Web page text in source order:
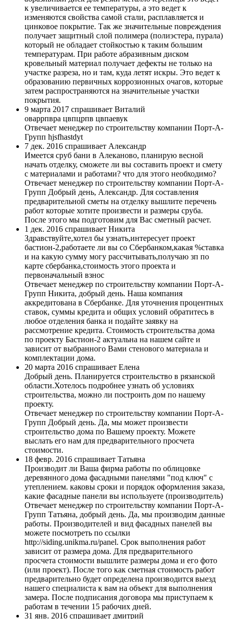
к увеличивается ее температуры, а это ведет к
изменяются свойства самой стали, расплавляется и
цинковое покрытие. Так же значительные повреждения
получает защитный слой полимера (полиэстера, пурала)
который не обладает стойкостью к таким большим
температурам. При работе абразивным диском
кровельный материал получает дефекты не только на
участке разреза, но и там, куда летят искры. Это ведет к
образованию первичных коррозионных очагов, которые
затем распространяются на значительные участки
покрытия.
9 марта 2017 спрашивает Виталий
оваррпвра цвпцрпв цвпаевук
Отвечает менеджер по строительству компании Порт-А-
Групп hjsfhastdyt
7 дек. 2016 спрашивает Александр
Имеется сруб бани в Алеканово, планирую весной
начать отделку, сможете ли вы составить проект и смету
с материалами и работами? что для этого необходимо?
Отвечает менеджер по строительству компании Порт-А-
Групп Добрый день, Александр. Для составления
предварительной сметы на отделку вышлите перечень
работ которые хотите произвести и размеры сруба.
После этого мы подготовим для Вас сметный расчет.
1 дек. 2016 спрашивает Никита
Здравствуйте,хотел бы узнать,интересует проект
бастион-2,работаете ли вы со Сбербанком,какая %ставка
и на какую сумму могу рассчитывать,получаю зп по
карте сбербанка,стоимость этого проекта и
первоначальный взнос
Отвечает менеджер по строительству компании Порт-А-
Групп Никита, добрый день. Наша компания
аккредитована в Сбербанке. Для уточнения процентных
ставок, суммы кредита и общих условий обратитесь в
любое отделения банка и подайте заявку на
рассмотрение кредита. Стоимость строительства дома
по проекту Бастион-2 актуальна на нашем сайте и
зависит от выбранного Вами стенового материала и
комплектации дома.
20 марта 2016 спрашивает Елена
Добрый день. Планируется строительство в рязанской
области.Хотелось подробнее узнать об условиях
строительства, можно ли построить дом по нашему
проекту.
Отвечает менеджер по строительству компании Порт-А-
Групп Добрый день. Да, мы может произвести
строительство дома по Вашему проекту. Можете
выслать его нам для предварительного просчета
стоимости.
18 февр. 2016 спрашивает Татьяна
Производит ли Ваша фирма работы по облицовке
деревянного дома фасадными панелями "под ключ" с
утеплением. каковы сроки и порядок оформления заказа,
какие фасадные панели вы используете (производитель)
Отвечает менеджер по строительству компании Порт-А-
Групп Татьяна, добрый день. Да, мы производим данные
работы. Производителей и вид фасадных панелей вы
можете посмотреть по ссылки
http://siding.unikma.ru/panel. Срок выполнения работ
зависит от размера дома. Для предварительного
просчета стоимости вышлите размеры дома и его фото
(или проект). После того как сметная стоимость работ
предварительно будет определена производится выезд
нашего специалиста к вам на объект для выполнения
замера. После подписания договора мы приступаем к
работам в течении 15 рабочих дней.
31 янв. 2016 спрашивает дмитрий